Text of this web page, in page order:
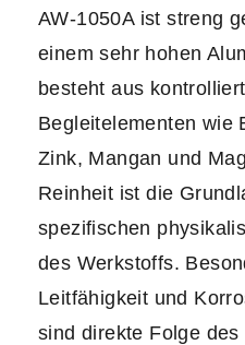
AW-1050A ist streng
einem sehr hohen
besteht aus
Begleitelementen wie
Zink, Mangan und
Reinheit ist die
spezifischen
des Werkstoffs.
Leitfähigkeit und
sind direkte Folge des